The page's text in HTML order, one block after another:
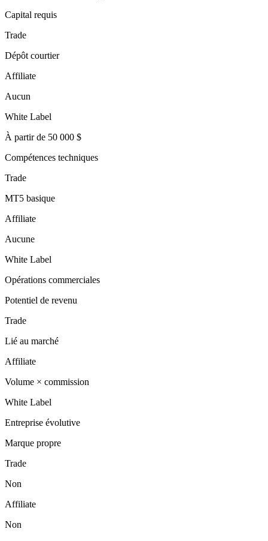
Capital requis
Trade
Dépôt courtier
Affiliate
Aucun
White Label
À partir de 50 000 $
Compétences techniques
Trade
MT5 basique
Affiliate
Aucune
White Label
Opérations commerciales
Potentiel de revenu
Trade
Lié au marché
Affiliate
Volume × commission
White Label
Entreprise évolutive
Marque propre
Trade
Non
Affiliate
Non